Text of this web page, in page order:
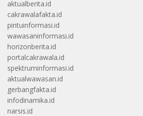
aktualberita.id
cakrawalafakta.id
pintuinformasi.id
wawasaninformasi.id
horizonberita.id
portalcakrawala.id
spektruminformasi.id
aktualwawasan.id
gerbangfakta.id
infodinamika.id
narsis.id